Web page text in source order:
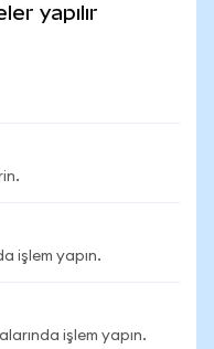
yapılır
işlem yapın.
işlem yapın.